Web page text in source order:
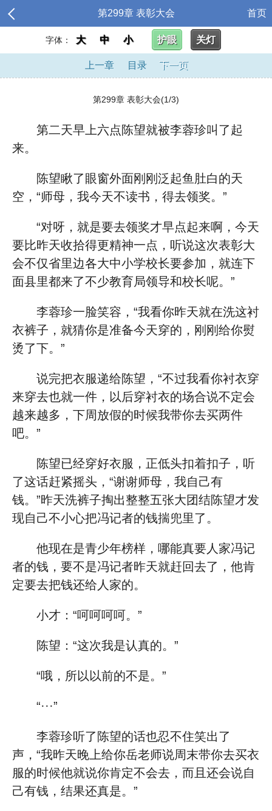
第299章 表彰大会 首页
字体： 大 中 小 护眼 关灯
上一章 目录 下一页
第299章 表彰大会(1/3)
第二天早上六点陈望就被李蓉珍叫了起
来。
陈望瞅了眼窗外面刚刚泛起鱼肚白的天
空，“师母，我今天不读书，得去领奖。”
“对呀，就是要去领奖才早点起来啊，今天
要比昨天收拾得更精神一点，听说这次表彰大
会不仅省里边各大中小学校长要参加，就连下
面县里都来了不少教育局领导和校长呢。”
李蓉珍一脸笑容，“我看你昨天就在洗这衬
衣裤子，就猜你是准备今天穿的，刚刚给你熨
烫了下。”
说完把衣服递给陈望，“不过我看你衬衣穿
来穿去也就一件，以后穿衬衣的场合说不定会
越来越多，下周放假的时候我带你去买两件
吧。”
陈望已经穿好衣服，正低头扣着扣子，听
了这话赶紧摇头，“谢谢师母，我自己有
钱。”昨天洗裤子掏出整整五张大团结陈望才发
现自己不小心把冯记者的钱揣兜里了。
他现在是青少年榜样，哪能真要人家冯记
者的钱，要不是冯记者昨天就赶回去了，他肯
定要去把钱还给人家的。
小才：“呵呵呵呵。”
陈望：“这次我是认真的。”
“哦，所以以前的不是。”
“···”
李蓉珍听了陈望的话也忍不住笑出了
声，“我昨天晚上给你岳老师说周末带你去买衣
服的时候他就说你肯定不会去，而且还会说自
己有钱，结果还真是。”